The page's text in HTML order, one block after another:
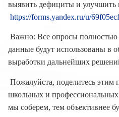
выявить дефициты и улучшить
https://forms.yandex.ru/u/
Важно: Все опросы
данные будут использованы в
выработки дальнейших
Пожалуйста, поделитесь этим
школьных и профессиональных
мы соберем, тем объективнее